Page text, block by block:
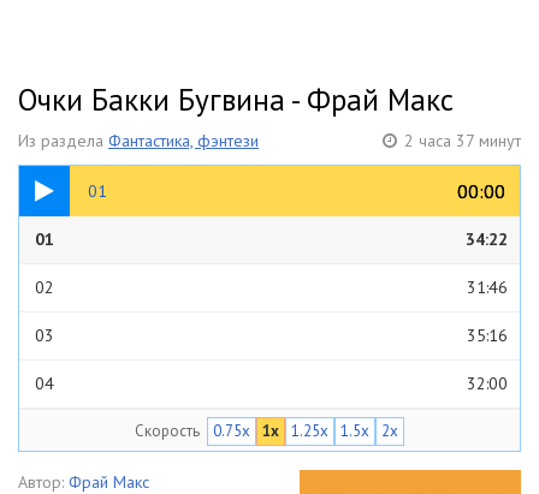
Очки Бакки Бугвина - Фрай Макс
Из раздела Фантастика, фэнтези 2 часа 37 минут
01 00:00
00:00
34:22
01 34:22
02 31:46
03 35:16
04 32:00
Скорость 0.75x 1x 1.25x 1.5x 2x
Автор: Фрай Макс